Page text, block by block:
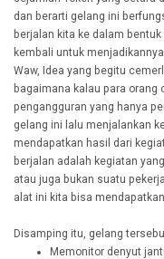
dan berarti gelang ini
berjalan kita ke dalam
kembali untuk
Waw, Idea yang begitu
bagaimana kalau para orang
pengangguran yang hanya
gelang ini lalu menjalankan
mendapatkan hasil dari
berjalan adalah kegiatan
atau juga bukan suatu
alat ini kita bisa
Disamping itu, gelang
Memonitor denyut